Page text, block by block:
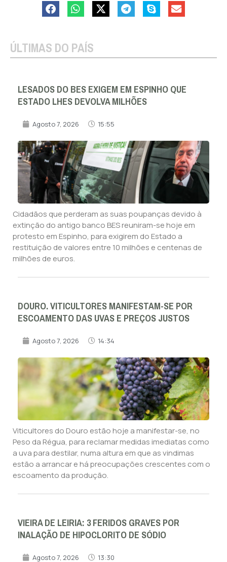
ÚLTIMAS DO PAÍS
LESADOS DO BES EXIGEM EM ESPINHO QUE
ESTADO LHES DEVOLVA MILHÕES
Agosto 7, 2026 15:55
Cidadãos que perderam as suas poupanças devido à
extinção do antigo banco BES reuniram-se hoje em
protesto em Espinho, para exigirem do Estado a
restituição de valores entre 10 milhões e centenas de
milhões de euros.
DOURO. VITICULTORES MANIFESTAM-SE POR
ESCOAMENTO DAS UVAS E PREÇOS JUSTOS
Agosto 7, 2026 14:34
Viticultores do Douro estão hoje a manifestar-se, no
Peso da Régua, para reclamar medidas imediatas como
a uva para destilar, numa altura em que as vindimas
estão a arrancar e há preocupações crescentes com o
escoamento da produção.
VIEIRA DE LEIRIA: 3 FERIDOS GRAVES POR
INALAÇÃO DE HIPOCLORITO DE SÓDIO
Agosto 7, 2026 13:30